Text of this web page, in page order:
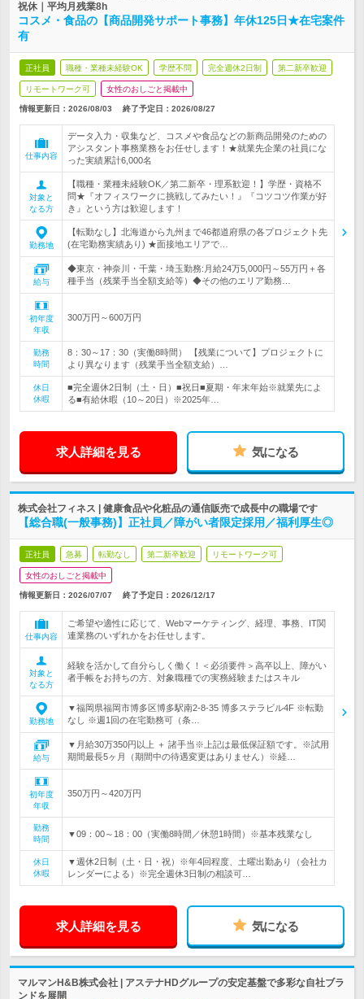
祝休｜平均月残業8h
コスメ・食品の【商品開発サポート事務】年休125日★在宅案件
有
正社員 職種・業種未経験OK 学歴不問 完全週休2日制 第二新卒歓迎
リモートワーク可 女性のおしごと掲載中
情報更新日：2026/08/03 終了予定日： 2026/08/27
仕事内容
データ入力・収集など、コスメや食品などの新商品開発のための
アシスタント事務業務をお任せします！★就業先企業の社員にな
った実績累計6,000名
対象と
なる方
【職種・業種未経験OK／第二新卒・理系歓迎！】学歴・資格不
問★『オフィスワークに挑戦してみたい！』『コツコツ作業が好
き』という方は歓迎します！
勤務地
【転勤なし】北海道から九州まで46都道府県の各プロジェクト先
(在宅勤務実績あり) ★面接地エリアで…
給与
◆東京・神奈川・千葉・埼玉勤務:月給24万5,000円～55万円＋各
種手当（残業手当全額支給等）◆その他のエリア勤務…
初年度
年収
300万円～600万円
勤務
時間
8：30～17：30（実働8時間） 【残業について】プロジェクトに
より異なります（残業手当全額支給）…
休日
休暇
■完全週休2日制（土・日）■祝日■夏期・年末年始※就業先によ
る■有給休暇（10～20日）※2025年…
求人詳細を見る 気になる
株式会社フィネス | 健康食品や化粧品の通信販売で成長中の職場です
【総合職(一般事務)】正社員／障がい者限定採用／福利厚生◎
正社員 急募 転勤なし 第二新卒歓迎 リモートワーク可
女性のおしごと掲載中
情報更新日：2026/07/07 終了予定日： 2026/12/17
仕事内容
ご希望や適性に応じて、Webマーケティング、経理、事務、IT関
連業務のいずれかをお任せします。
対象と
なる方
経験を活かして自分らしく働く！＜必須要件＞高卒以上、障がい
者手帳をお持ちの方、対象職種での実務経験またはスキル
勤務地
▼福岡県福岡市博多区博多駅南2-8-35 博多ステラビル4F ※転勤
なし ※週1回の在宅勤務可（条…
給与
▼月給30万350円以上 ＋ 諸手当※上記は最低保証額です。※試用
期間最長5ヶ月（期間中の待遇変更はありません）※経…
初年度
年収
350万円～420万円
勤務
時間
▼09：00～18：00（実働8時間／休憩1時間）※基本残業なし
休日
休暇
▼週休2日制（土・日・祝）※年4回程度、土曜出勤あり（会社カ
レンダーによる）※完全週休3日制の相談可…
求人詳細を見る 気になる
マルマンH&B株式会社 | アステナHDグループの安定基盤で多彩な自社ブラ
ンドを展開